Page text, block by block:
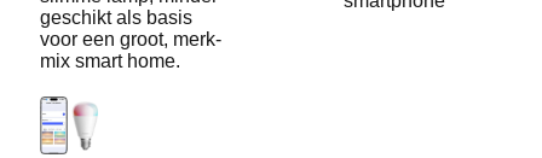
geschikt als basis
voor een groot, merk-
mix smart home.